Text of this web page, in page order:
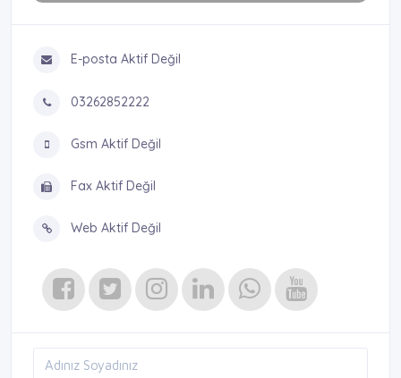
E-posta Aktif Değil
03262852222
Gsm Aktif Değil
Fax Aktif Değil
Web Aktif Değil